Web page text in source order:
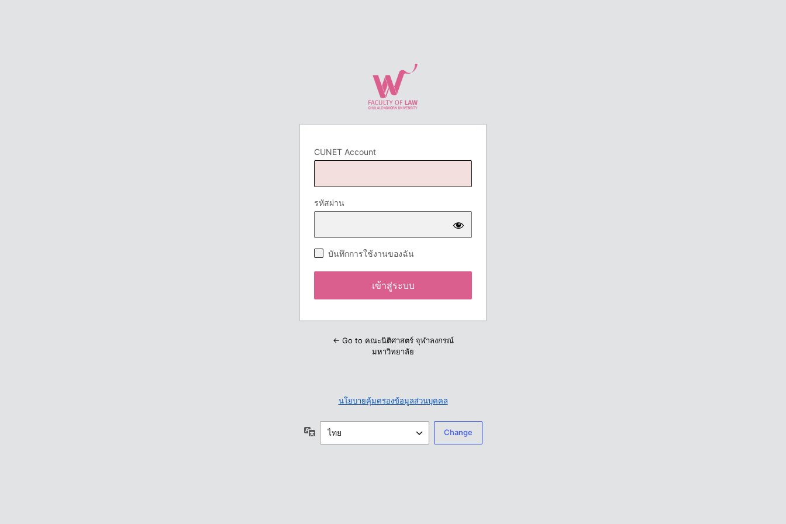
CUNET Account
รหัสผ่าน
บันทึกการใช้งานของฉัน
← Go to คณะนิติศาสตร์ จุฬาลงกรณ์
มหาวิทยาลัย
นโยบายคุ้มครองข้อมูลส่วนบุคคล
ภาษา